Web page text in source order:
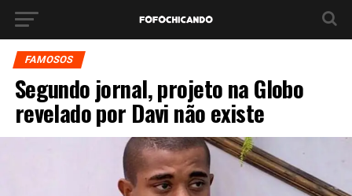
FAMOSOS
Segundo jornal, projeto na Globo
revelado por Davi não existe